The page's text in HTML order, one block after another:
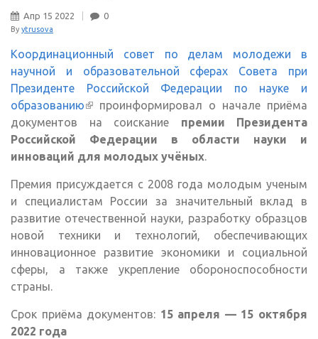
Апр 15 2022 0
By ytrusova
Координационный совет по делам молодежи в
научной и образовательной сферах Совета при
Президенте Российской Федерации по науке и
образованию(внешняя ссылка)
проинформировал о начале приёма
документов на соискание премии Президента
Российской Федерации в области науки и
инноваций для молодых учёных.
Премия присуждается c 2008 года молодым ученым
и специалистам России за значительный вклад в
развитие отечественной науки, разработку образцов
новой техники и технологий, обеспечивающих
инновационное развитие экономики и социальной
сферы, а также укрепление обороноспособности
страны.
Срок приёма документов: 15 апреля — 15 октября
2022 года